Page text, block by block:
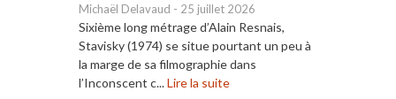
Michaël Delavaud - 25 juillet 2026
Sixième long métrage d’Alain Resnais,
Stavisky (1974) se situe pourtant un peu à
la marge de sa filmographie dans
l’Inconscent c...Lire la suite